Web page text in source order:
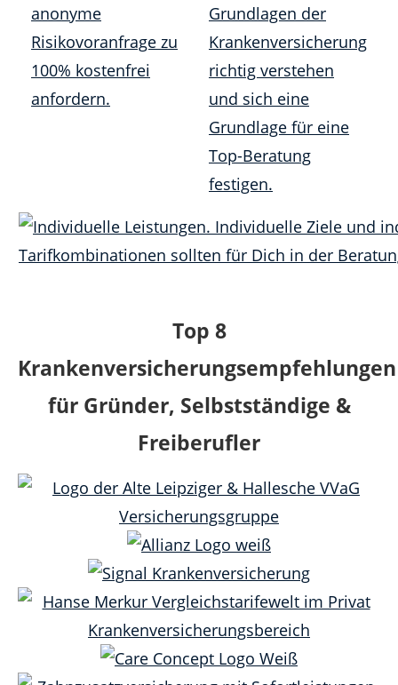
Top 8
Krankenversicherungsempfehlungen
für Gründer, Selbstständige &
Freiberufler